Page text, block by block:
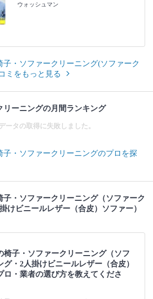
ウォッシュマン
子・ソファークリーニング(ソファーク
ミをもっと見る
リーニングの月間ランキング
ータの取得に失敗しました。
子・ソファークリーニングのプロを探
子・ソファークリーニング（ソファーク
けビニールレザー（合皮）ソファー）
椅子・ソファークリーニング（ソフ
グ・2人掛けビニールレザー（合皮）
ロ・業者の選び方を教えてくださ